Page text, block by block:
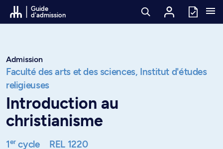
Passer au contenu
Guide
d'admission
Admission
Faculté des arts et des sciences, Institut d'études
religieuses
Introduction au
christianisme
1ercycle REL 1220